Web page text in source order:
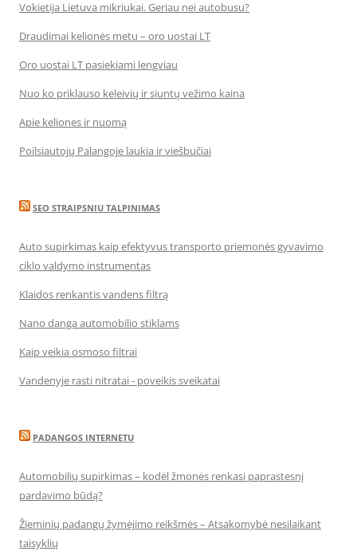
Vokietija Lietuva mikriukai. Geriau nei autobusu?
Draudimai kelionės metu – oro uostai LT
Oro uostai LT pasiekiami lengviau
Nuo ko priklauso keleivių ir siuntų vežimo kaina
Apie keliones ir nuomą
Poilsiautojų Palangoje laukia ir viešbučiai
SEO STRAIPSNIU TALPINIMAS
Auto supirkimas kaip efektyvus transporto priemonės gyvavimo
ciklo valdymo instrumentas
Klaidos renkantis vandens filtrą
Nano danga automobilio stiklams
Kaip veikia osmoso filtrai
Vandenyje rasti nitratai - poveikis sveikatai
PADANGOS INTERNETU
Automobilių supirkimas – kodėl žmonės renkasi paprastesnį
pardavimo būdą?
Žieminių padangų žymėjimo reikšmės – Atsakomybė nesilaikant
taisyklių